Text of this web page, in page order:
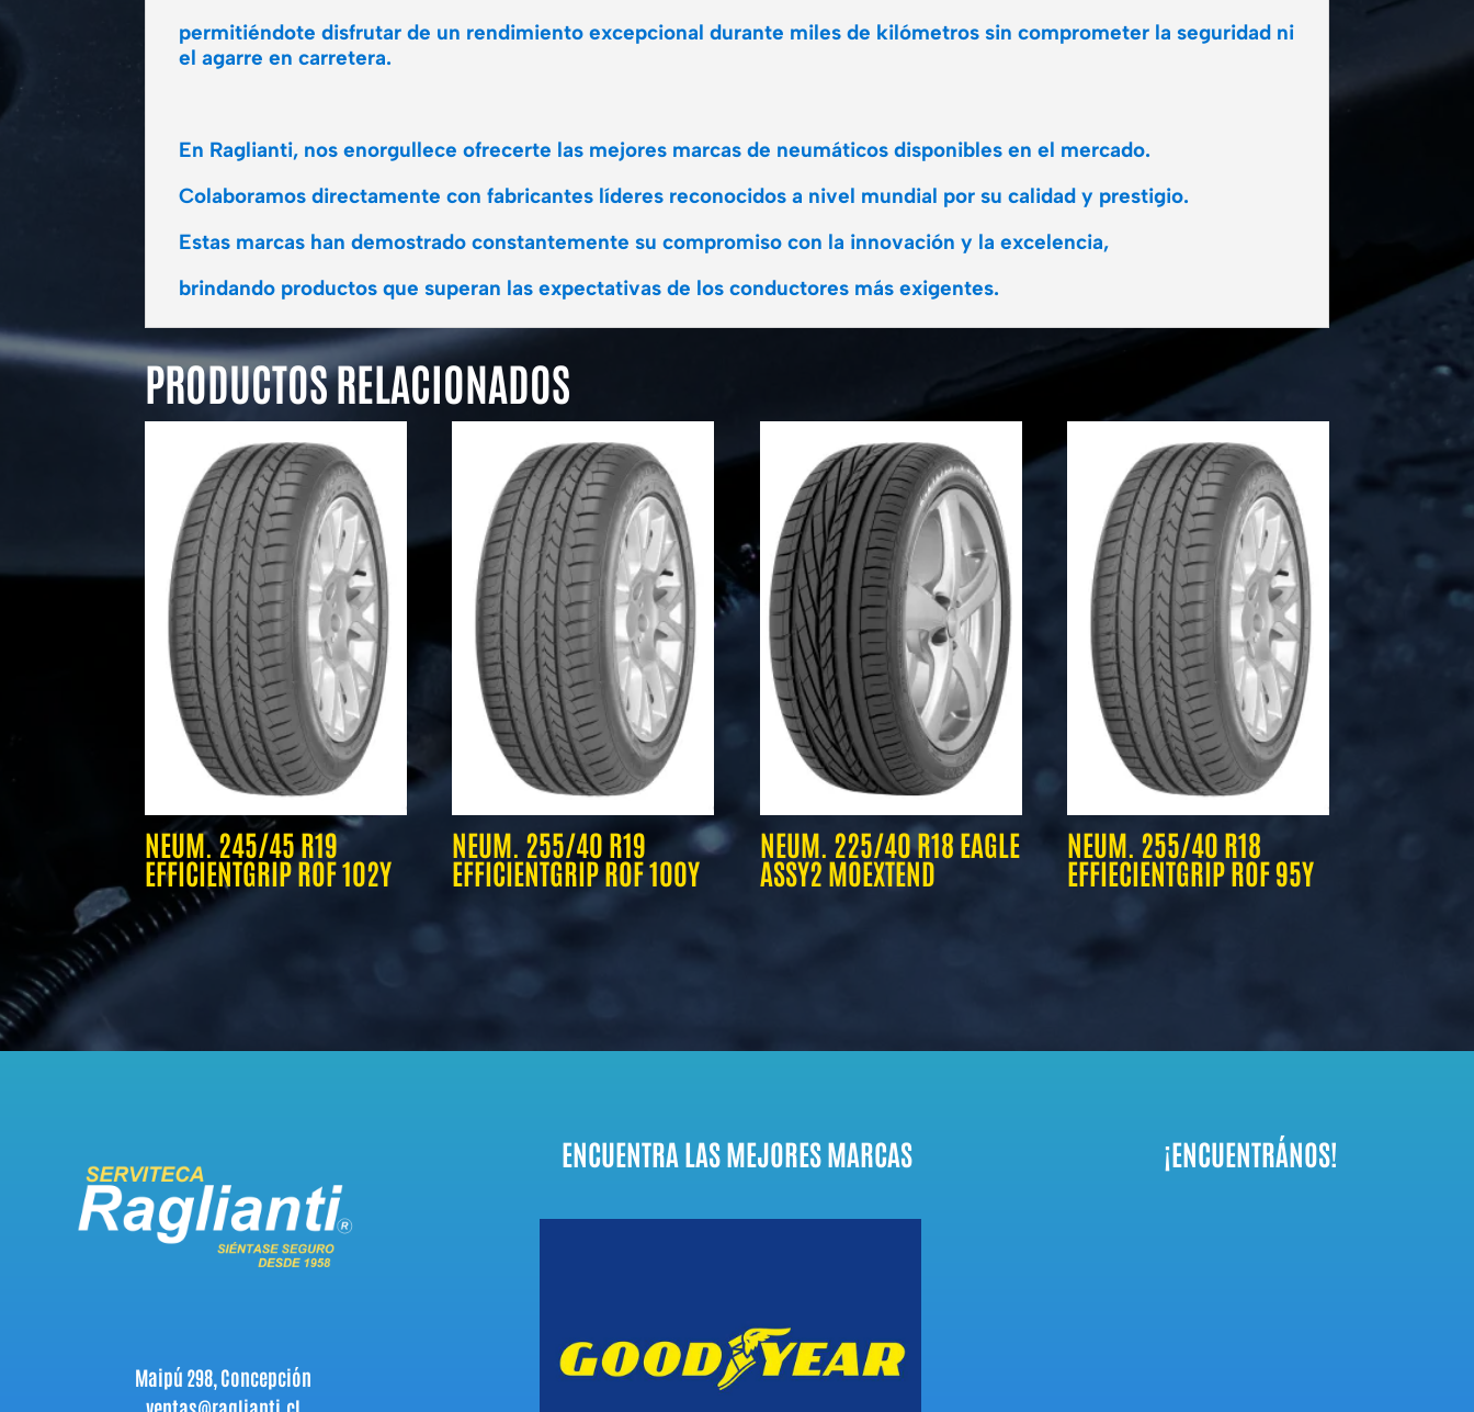
permitiéndote disfrutar de un rendimiento excepcional durante miles de kilómetros sin comprometer la seguridad ni
el agarre en carretera.
En Raglianti, nos enorgullece ofrecerte las mejores marcas de neumáticos disponibles en el mercado.
Colaboramos directamente con fabricantes líderes reconocidos a nivel mundial por su calidad y prestigio.
Estas marcas han demostrado constantemente su compromiso con la innovación y la excelencia,
brindando productos que superan las expectativas de los conductores más exigentes.
PRODUCTOS RELACIONADOS
NEUM. 245/45 R19
EFFICIENTGRIP ROF 102Y
NEUM. 255/40 R19
EFFICIENTGRIP ROF 100Y
NEUM. 225/40 R18 EAGLE
ASSY2 MOEXTEND
NEUM. 255/40 R18
EFFIECIENTGRIP ROF 95Y
Maipú 298, Concepción
ENCUENTRA LAS MEJORES MARCAS ¡ENCUENTRÁNOS!